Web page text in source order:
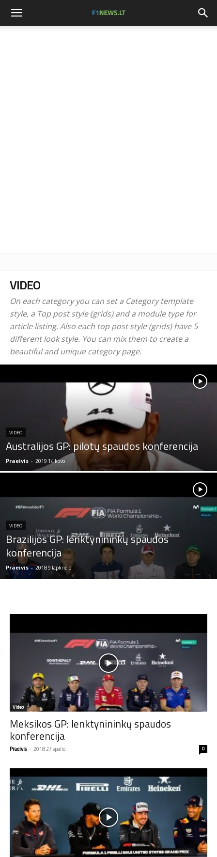
VIDEO
On each category you can set a Category template
style, a Top post style (grids) and a module type for
article listing. Also each top post style (grids) have 5
different look style. You can mix them to create a
beautiful and unique category page.
VIDEO
Australijos GP: pilotų spaudos konferencija
Praeivis - 2019 14 kovo
VIDEO
Brazilijos GP: lenktynininkų spaudos
konferencija
Praeivis - 2018 9 lapkričio
Video
Meksikos GP: lenktynininkų spaudos
konferencija
Praeivis - 2018 27 spalio 0